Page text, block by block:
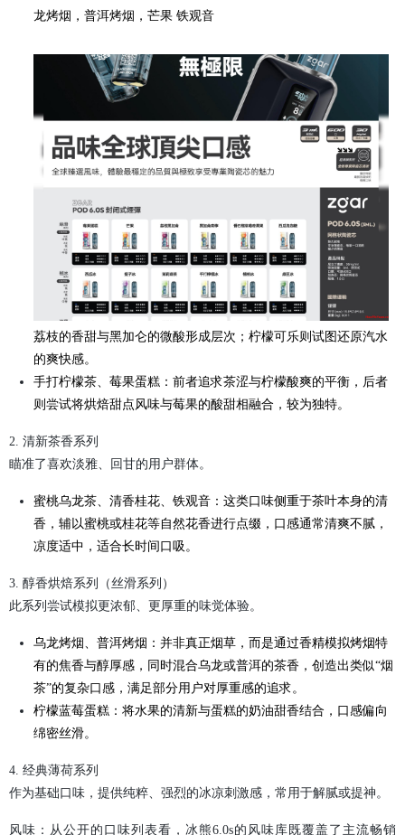
龙烤烟，普洱烤烟，芒果 铁观音
荔枝的香甜与黑加仑的微酸形成层次；柠檬可乐则试图还原汽水
的爽快感。
手打柠檬茶、莓果蛋糕：前者追求茶涩与柠檬酸爽的平衡，后者
则尝试将烘焙甜点风味与莓果的酸甜相融合，较为独特。
2. 清新茶香系列
瞄准了喜欢淡雅、回甘的用户群体。
蜜桃乌龙茶、清香桂花、铁观音：这类口味侧重于茶叶本身的清
香，辅以蜜桃或桂花等自然花香进行点缀，口感通常清爽不腻，
凉度适中，适合长时间口吸。
3. 醇香烘焙系列（丝滑系列）‍
此系列尝试模拟更浓郁、更厚重的味觉体验。
乌龙烤烟、普洱烤烟：并非真正烟草，而是通过香精模拟烤烟特
有的焦香与醇厚感，同时混合乌龙或普洱的茶香，创造出类似“烟
茶”的复杂口感，满足部分用户对厚重感的追求。
柠檬蓝莓蛋糕：将水果的清新与蛋糕的奶油甜香结合，口感偏向
绵密丝滑。
4. 经典薄荷系列
作为基础口味，提供纯粹、强烈的冰凉刺激感，常用于解腻或提神。
风味：从公开的口味列表看，冰熊6.0s的风味库既覆盖了主流畅销